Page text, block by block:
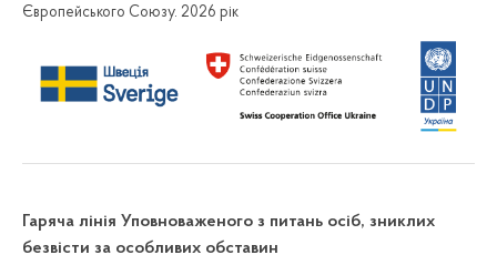
Європейського Союзу. 2026 рік
Гаряча лінія Уповноваженого з питань осіб, зниклих
безвісти за особливих обставин